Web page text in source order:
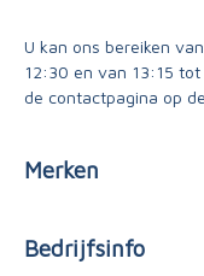
U kan ons bereiken
12:30 en van 13:15
de contactpagina op
Merken
Bedrijfsinfo